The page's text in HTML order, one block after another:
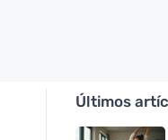
Últimos